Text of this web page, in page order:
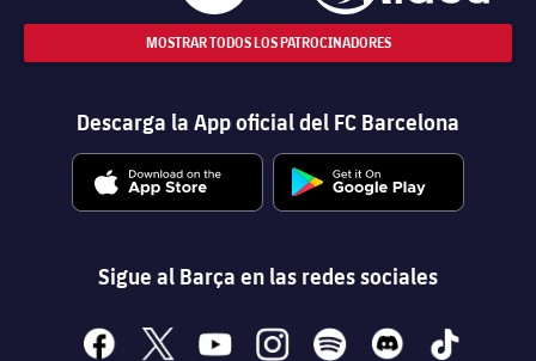
MOSTRAR TODOS LOS PATROCINADORES
Descarga la App oficial del FC Barcelona
Sigue al Barça en las redes sociales
facebook
x youtubeinstagramspotify discord tiktok